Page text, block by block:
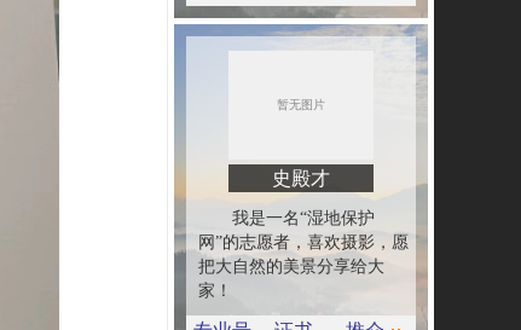
史殿才
我是一名“湿地保护
网”的志愿者，喜欢摄影，愿
把大自然的美景分享给大
家！